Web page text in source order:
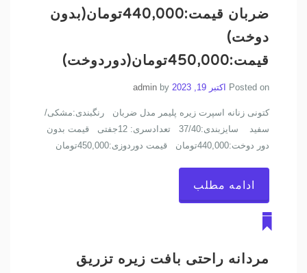
ضربان قیمت:440,000تومان(بدون
دوخت)
قیمت:450,000تومان(دوردوخت)
Posted on اکتبر 19, 2023 admin
کتونی زنانه اسپرت زیره پلیمر مدل ضربان رنگبندی:مشکی/
سفید سایزبندی:37/40 تعدادسری: 12جفتی قیمت بدون
دور دوخت:440,000تومان قیمت دوردوزی:450,000تومان
ادامه مطلب
مردانه راحتی بافت زیره تزریق